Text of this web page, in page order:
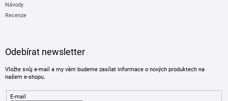
Návody
Recenze
Odebírat newsletter
Vložte svůj e-mail a my vám budeme zasílat informace o nových produktech na
našem e-shopu.
E-mail